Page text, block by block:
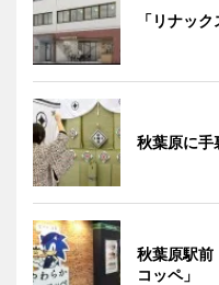
「リナッ
秋葉原に手
秋葉原駅前
コッペ」